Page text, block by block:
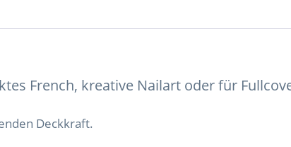
French, kreative Nailart oder für
Deckkraft.